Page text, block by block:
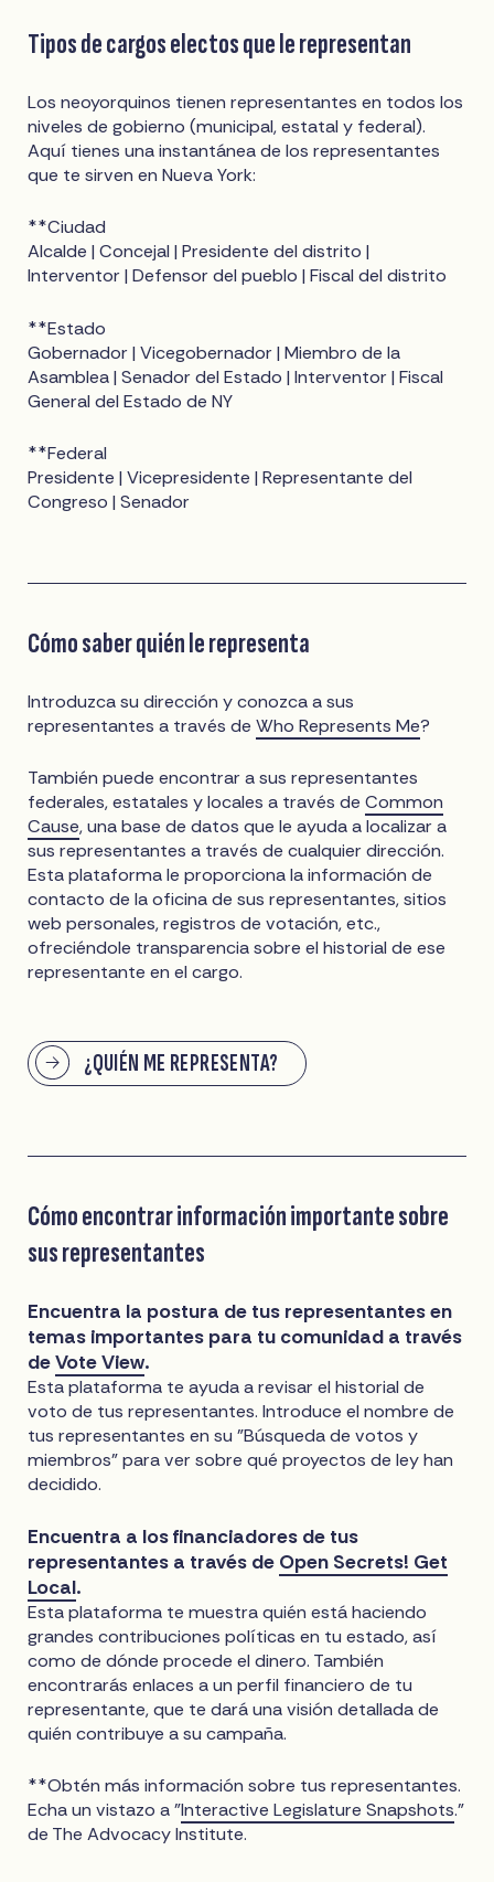
Tipos de cargos electos que le representan
Los neoyorquinos tienen representantes en todos los
niveles de gobierno (municipal, estatal y federal).
Aquí tienes una instantánea de los representantes
que te sirven en Nueva York:
**Ciudad
Alcalde | Concejal | Presidente del distrito |
Interventor | Defensor del pueblo | Fiscal del distrito
**Estado
Gobernador | Vicegobernador | Miembro de la
Asamblea | Senador del Estado | Interventor | Fiscal
General del Estado de NY
**Federal
Presidente | Vicepresidente | Representante del
Congreso | Senador
Cómo saber quién le representa
Introduzca su dirección y conozca a sus
representantes a través deWho Represents Me?
También puede encontrar a sus representantes
federales, estatales y locales a través deCommon
Cause, una base de datos que le ayuda a localizar a
sus representantes a través de cualquier dirección.
Esta plataforma le proporciona la información de
contacto de la oficina de sus representantes, sitios
web personales, registros de votación, etc.,
ofreciéndole transparencia sobre el historial de ese
representante en el cargo.
¿QUIÉN ME REPRESENTA?
Cómo encontrar información importante sobre
sus representantes
Encuentra la postura de tus representantes en
temas importantes para tu comunidad a través
deVote View.
Esta plataforma te ayuda a revisar el historial de
voto de tus representantes. Introduce el nombre de
tus representantes en su "Búsqueda de votos y
miembros" para ver sobre qué proyectos de ley han
decidido.
Encuentra a los financiadores de tus
representantes a través de Open Secrets! Get
Local.
Esta plataforma te muestra quién está haciendo
grandes contribuciones políticas en tu estado, así
como de dónde procede el dinero. También
encontrarás enlaces a un perfil financiero de tu
representante, que te dará una visión detallada de
quién contribuye a su campaña.
**Obtén más información sobre tus representantes.
Echa un vistazo a "Interactive Legislature Snapshots."
de The Advocacy Institute.